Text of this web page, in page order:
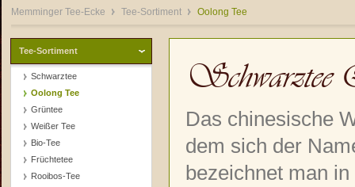
Memminger Tee-Ecke Tee-Sortiment Oolong Tee
Tee-Sortiment
Schwarztee
Oolong Tee
Grüntee
Weißer Tee
Bio-Tee
Früchtetee
Rooibos-Tee
Schwarztee
Das chinesische
dem sich der
bezeichnet man